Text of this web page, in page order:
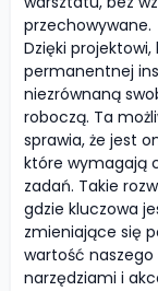
przechowywane.
Dzięki
permanentnej
niezrównaną
roboczą. Ta
sprawia, że jest
które wymagają
zadań. Takie
gdzie kluczowa
zmieniające się
wartość
narzędziami i